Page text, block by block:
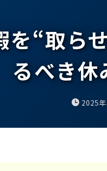
を“取ら
るべき休
2025